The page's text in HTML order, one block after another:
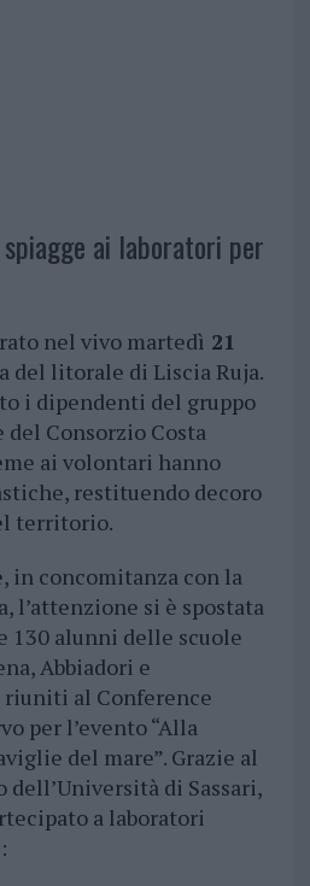
ai laboratori per
nel vivo martedì 21
del litorale di Liscia Ruja.
i dipendenti del gruppo
Consorzio Costa
ai volontari hanno
restituendo decoro
territorio.
in concomitanza con la
l’attenzione si è spostata
130 alunni delle scuole
Abbiadori e
riuniti al Conference
per l’evento “Alla
del mare”. Grazie al
di Sassari,
a laboratori